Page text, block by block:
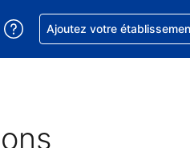
devise. Votre devise
votre langue. Votre
Obtenez de l'aide
Ajoutez votre